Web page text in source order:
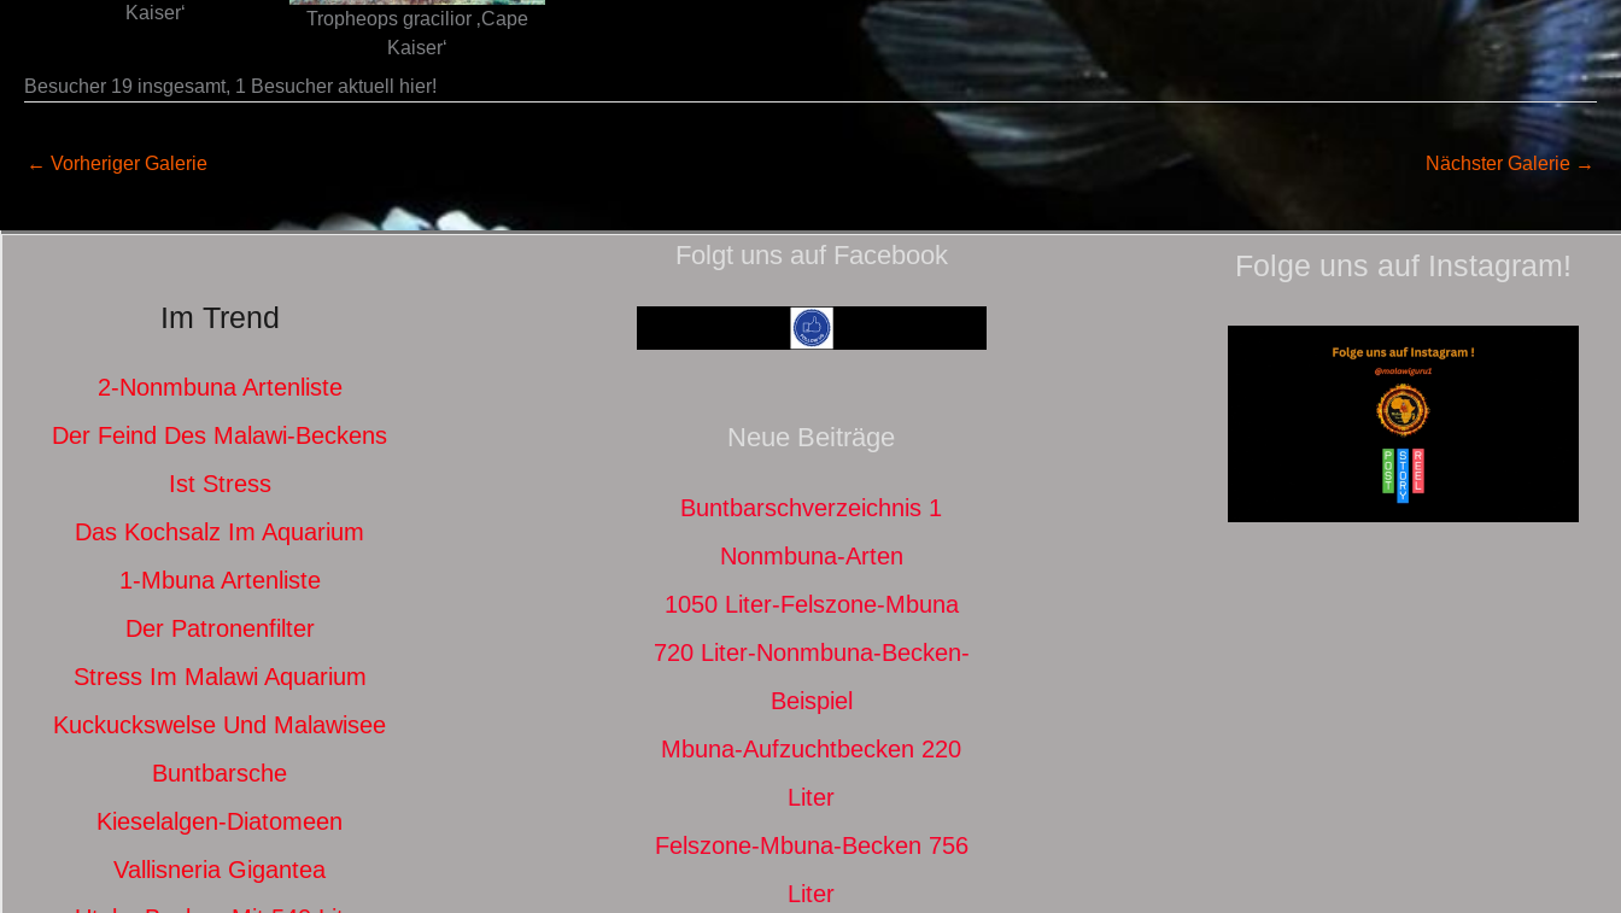
Kaiser‘
Tropheops gracilior ‚Cape
Kaiser‘
Besucher 19 insgesamt, 1 Besucher aktuell hier!
← Vorheriger Galerie Nächster Galerie →
Im Trend
2-Nonmbuna Artenliste
Der Feind Des Malawi-Beckens
Ist Stress
Das Kochsalz Im Aquarium
1-Mbuna Artenliste
Der Patronenfilter
Stress Im Malawi Aquarium
Kuckuckswelse Und Malawisee
Buntbarsche
Kieselalgen-Diatomeen
Vallisneria Gigantea
Folgt uns auf Facebook
Neue Beiträge
Buntbarschverzeichnis 1
Nonmbuna-Arten
1050 Liter-Felszone-Mbuna
720 Liter-Nonmbuna-Becken-
Beispiel
Mbuna-Aufzuchtbecken 220
Liter
Felszone-Mbuna-Becken 756
Liter
Folge uns auf Instagram!